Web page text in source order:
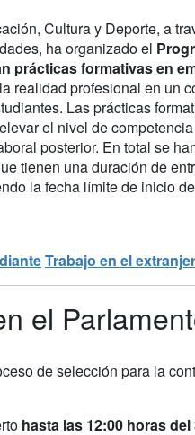
Cultura y Deporte, a
ha organizado el
prácticas formativas en
realidad profesional en un
Las prácticas
el nivel de
posterior. En total se
tienen una duración de
la fecha límite de inicio
Trabajo en el
el
de selección para la
hasta las 12:00 horas